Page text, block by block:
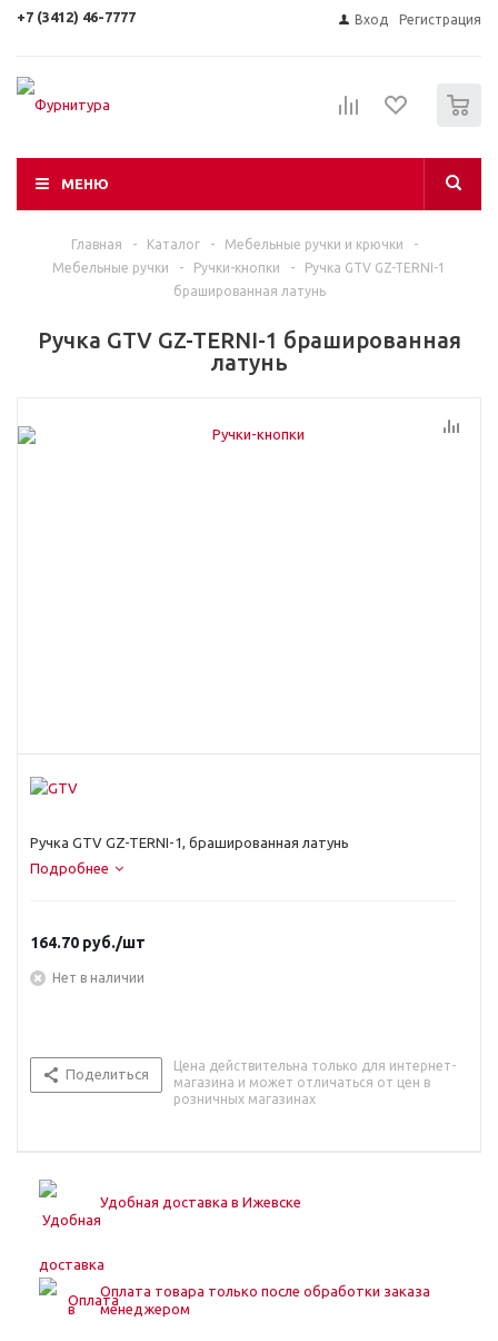
+7 (3412) 46-7777 Вход Регистрация
МЕНЮ
Главная - Каталог - Мебельные ручки и крючки
-
Мебельные ручки
- Ручки-кнопки -
Ручка GTV GZ-TERNI-1
брашированная латунь
Ручка GTV GZ-TERNI-1 брашированная
латунь
Ручка GTV GZ-TERNI-1, брашированная латунь
Подробнее
164.70 руб./шт
Нет в наличии
Поделиться
Цена действительна только для интернет-
магазина и может отличаться от цен в
розничных магазинах
Удобная доставка в Ижевске
Оплата товара только после обработки заказа
менеджером